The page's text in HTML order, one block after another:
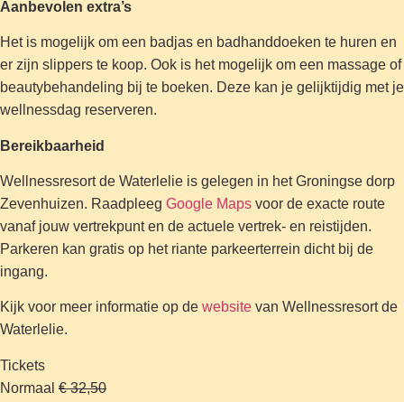
Aanbevolen extra’s
Het is mogelijk om een badjas en badhanddoeken te huren en
er zijn slippers te koop. Ook is het mogelijk om een massage of
beautybehandeling bij te boeken. Deze kan je gelijktijdig met je
wellnessdag reserveren.
Bereikbaarheid
Wellnessresort de Waterlelie is gelegen in het Groningse dorp
Zevenhuizen. Raadpleeg Google Maps voor de exacte route
vanaf jouw vertrekpunt en de actuele vertrek- en reistijden.
Parkeren kan gratis op het riante parkeerterrein dicht bij de
ingang.
Kijk voor meer informatie op de website van Wellnessresort de
Waterlelie.
Tickets
Normaal € 32,50